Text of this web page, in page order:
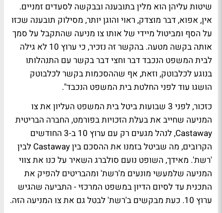
שיטות עליהן הוא מלין בתובענה ובבקשה לסעדים זמניים.
אין, אפוא, דבר מוצדק, ראוי והוגן יותר, מסילוק תובענה שכזו
על הסף ומביטול מיידי של אותו צו מניעה שהתקבל על סמך
אותה בקשה מטעה. בהקשר זה נזכיר, כי ערוץ 10 לא גילה
לבית המשפט הנכבד דבר וחצי דבר בקשר עם התנהלותו
בנוגע לכלבוטק, וזאת, אף שההסכמות בקשר לכלבוטק
הושגו עוד לפני החלטת בית המשפט הנכבד".
כזכור, לפני 3 שבועות
ביטל בית המשפט העליון את צו
המניעה שחייב את בעלת הזכויות בפורמט, החברה הבריטית
Castaway, לנהל מגעים רק עם ערוץ 10 ב-3 החודשים
הקרובים, מה שביטל בזמנו את ההסכם בין Castaway לבין
'רשת'. מאידך, השופט נועם סולברג השאיר על כנו את צווי
המניעה שלמעשי מונעים מ'רשת' ומהבריטים להפיק את
התכנית עד לסיום הדיון במשפט המרכזי - התביעה שהגיש
ערוץ 10. כעת מבקשים ב'רשת' לבטל גם את צו המניעה הזה.